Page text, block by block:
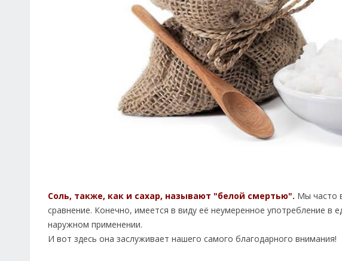
Соль, также, как и сахар, называют "белой смертью". Мы часто
сравнение. Конечно, имеется в виду её неумеренное употребление в
наружном применении.
И вот здесь она заслуживает нашего самого благодарного внимания!